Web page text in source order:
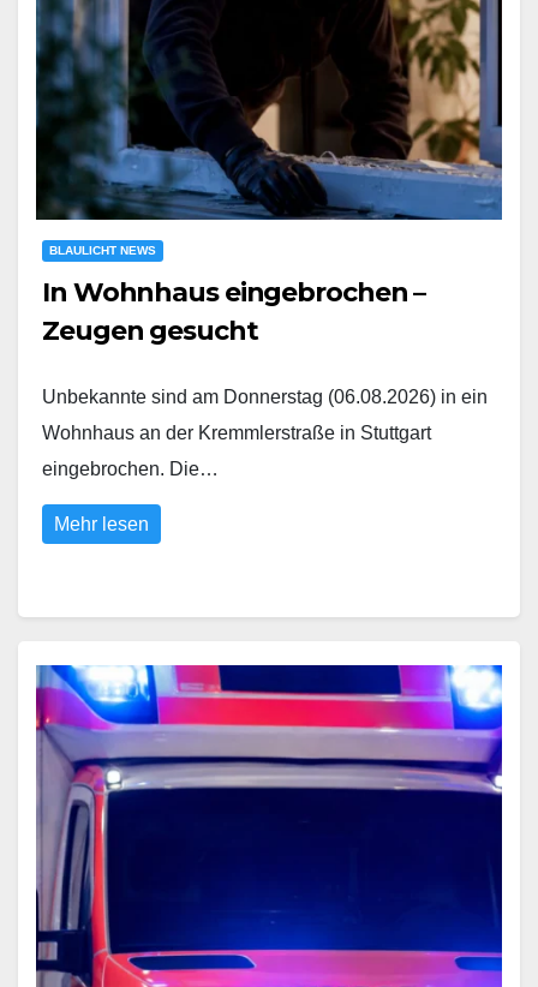
BLAULICHT NEWS
In Wohnhaus eingebrochen –
Zeugen gesucht
Unbekannte sind am Donnerstag (06.08.2026) in ein
Wohnhaus an der Kremmlerstraße in Stuttgart
eingebrochen. Die…
Mehr lesen